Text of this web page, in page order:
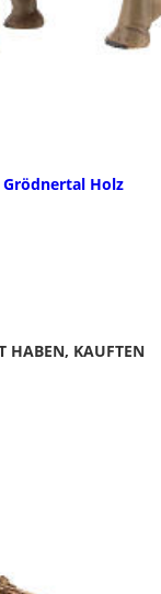
Holz
HABEN, KAUFTEN